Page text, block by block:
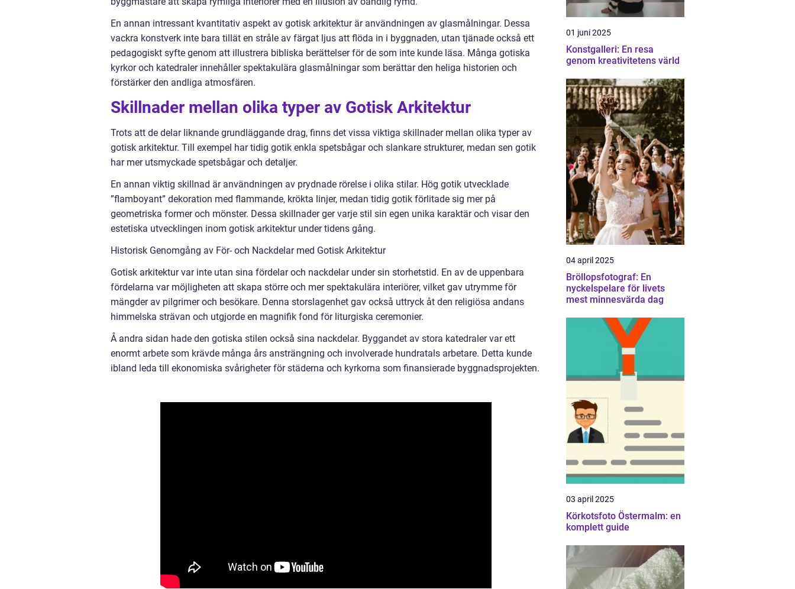
En annan intressant kvantitativ aspekt av gotisk arkitektur är användningen av glasmålningar. Dessa
vackra konstverk inte bara tillät en stråle av färgat ljus att flöda in i byggnaden, utan tjänade också ett
pedagogiskt syfte genom att illustrera bibliska berättelser för de som inte kunde läsa. Många gotiska
kyrkor och katedraler innehåller spektakulära glasmålningar som berättar den heliga historien och
förstärker den andliga atmosfären.
Skillnader mellan olika typer av Gotisk Arkitektur
Trots att de delar liknande grundläggande drag, finns det vissa viktiga skillnader mellan olika typer av
gotisk arkitektur. Till exempel har tidig gotik enkla spetsbågar och slankare strukturer, medan sen gotik
har mer utsmyckade spetsbågar och detaljer.
En annan viktig skillnad är användningen av prydnade rörelse i olika stilar. Hög gotik utvecklade
”flamboyant” dekoration med flammande, krökta linjer, medan tidig gotik förlitade sig mer på
geometriska former och mönster. Dessa skillnader ger varje stil sin egen unika karaktär och visar den
estetiska utvecklingen inom gotisk arkitektur under tidens gång.
Historisk Genomgång av För- och Nackdelar med Gotisk Arkitektur
Gotisk arkitektur var inte utan sina fördelar och nackdelar under sin storhetstid. En av de uppenbara
fördelarna var möjligheten att skapa större och mer spektakulära interiörer, vilket gav utrymme för
mängder av pilgrimer och besökare. Denna storslagenhet gav också uttryck åt den religiösa andans
himmelska strävan och utgjorde en magnifik fond för liturgiska ceremonier.
Å andra sidan hade den gotiska stilen också sina nackdelar. Byggandet av stora katedraler var ett
enormt arbete som krävde många års ansträngning och involverade hundratals arbetare. Detta kunde
ibland leda till ekonomiska svårigheter för städerna och kyrkorna som finansierade byggnadsprojekten.
01 juni 2025
Konstgalleri: En resa
genom kreativitetens värld
04 april 2025
Bröllopsfotograf: En
nyckelspelare för livets
mest minnesvärda dag
03 april 2025
Körkotsfoto Östermalm: en
komplett guide